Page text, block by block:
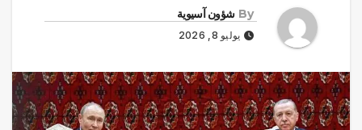
By شؤون آسيوية
يوليو 8, 2026